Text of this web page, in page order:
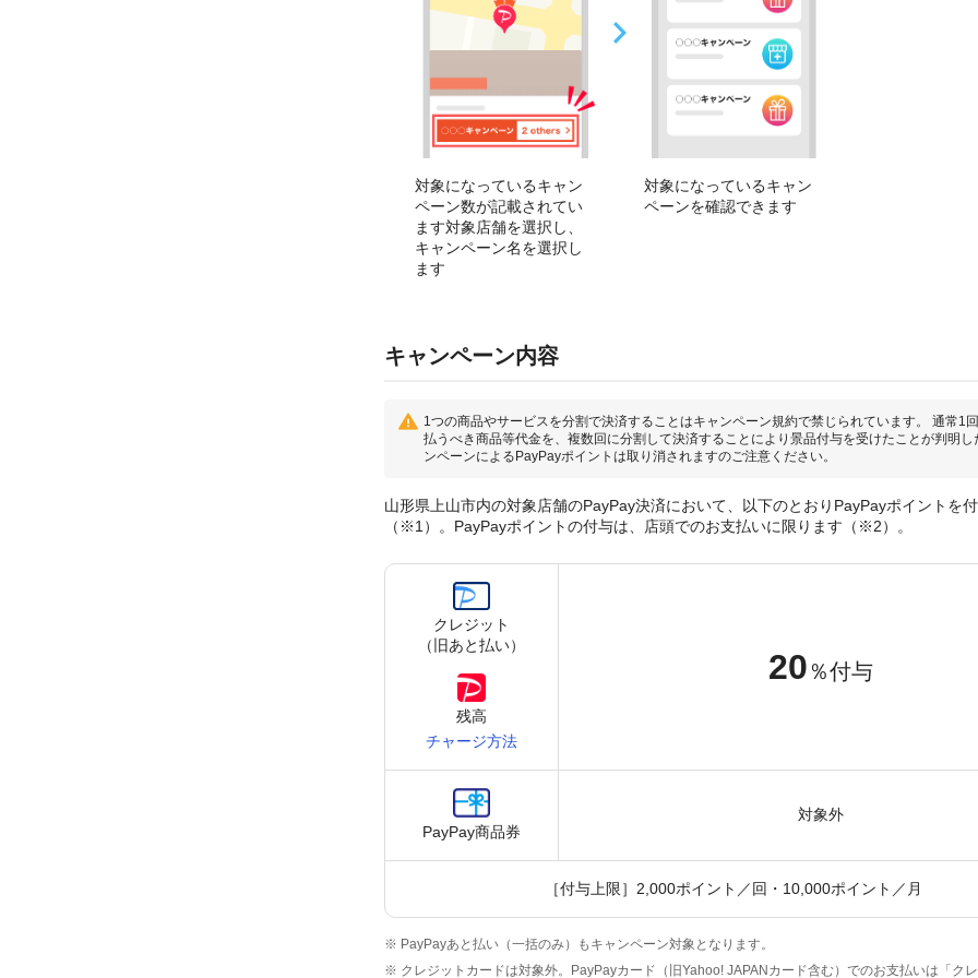
対象になっているキャン
ペーン数が記載されてい
ます対象店舗を選択し、
キャンペーン名を選択し
ます
対象になっているキャン
ペーンを確認できます
キャンペーン内容
1つの商品やサービスを分割で決済することはキャンペーン規約で禁じられています。 通常1
払うべき商品等代金を、複数回に分割して決済することにより景品付与を受けたことが判明し
ンペーンによるPayPayポイントは取り消されますのご注意ください。
山形県上山市内の対象店舗のPayPay決済において、以下のとおりPayPayポイントを
（※1）。PayPayポイントの付与は、店頭でのお支払いに限ります（※2）。
クレジット
（旧あと払い）
残高
チャージ方法
20 ％付与
PayPay商品券
対象外
［付与上限］2,000ポイント／回・10,000ポイント／月
※ PayPayあと払い（一括のみ）もキャンペーン対象となります。
※ クレジットカードは対象外。PayPayカード（旧Yahoo! JAPANカード含む）でのお支払いは「ク